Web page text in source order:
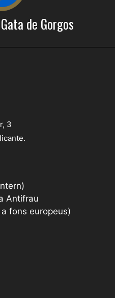
de Gorgos
3
Antifrau
fons europeus)